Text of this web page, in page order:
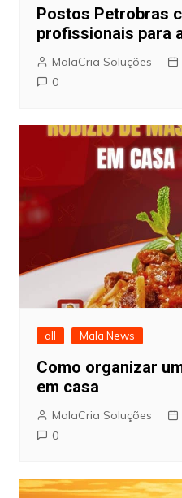
Postos Petrobras
profissionais para
MalaCria Soluções
0
all Mala News
Como organizar
em casa
MalaCria Soluções
0